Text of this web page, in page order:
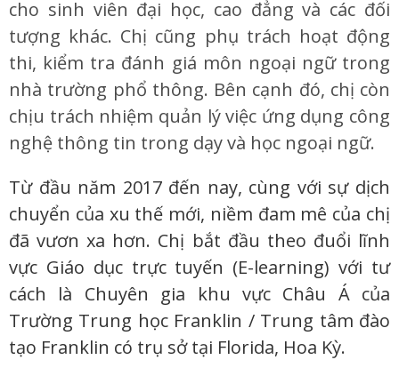
cho sinh viên đại học, cao đẳng và các đối
tượng khác. Chị cũng phụ trách hoạt động
thi, kiểm tra đánh giá môn ngoại ngữ trong
nhà trường phổ thông. Bên cạnh đó, chị còn
chịu trách nhiệm quản lý việc ứng dụng công
nghệ thông tin trong dạy và học ngoại ngữ.
Từ đầu năm 2017 đến nay, cùng với sự dịch
chuyển của xu thế mới, niềm đam mê của chị
đã vươn xa hơn. Chị bắt đầu theo đuổi lĩnh
vực Giáo dục trực tuyến (E-learning) với tư
cách là Chuyên gia khu vực Châu Á của
Trường Trung học Franklin / Trung tâm đào
tạo Franklin có trụ sở tại Florida, Hoa Kỳ.